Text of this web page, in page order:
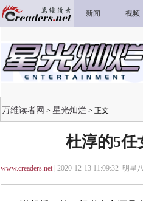
新闻 视频
万维读者网 > 星光灿烂 > 正文
杜淳的5任
www.creaders.net| 2020-12-13 11:09:32 明星